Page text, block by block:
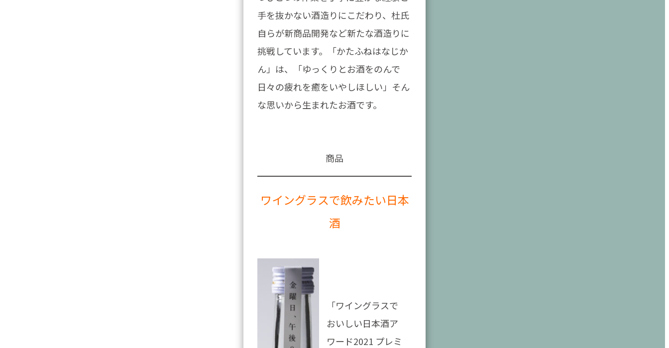
手を抜かない酒造りにこだわり、杜氏
自らが新商品開発など新たな酒造りに
挑戦しています。「かたふねはなじか
ん」は、「ゆっくりとお酒をのんで
日々の疲れを癒をいやしほしい」そん
な思いから生まれたお酒です。
商品
ワイングラスで飲みたい日本
酒
「ワイングラスで
おいしい日本酒ア
ワード2021 プレミ